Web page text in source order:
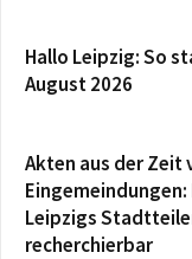
Hallo Leipzig: So
August 2026
Akten aus der Zeit
Leipzigs
recherchierbar